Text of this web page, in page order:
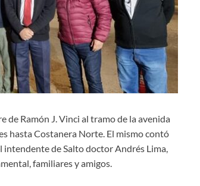
de Ramón J. Vinci al tramo de la avenida
hasta Costanera Norte. El mismo contó
intendente de Salto doctor Andrés Lima,
familiares y amigos.